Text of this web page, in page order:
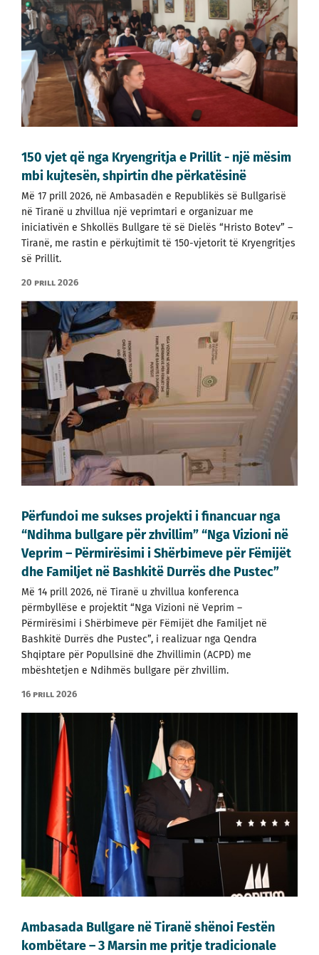
150 vjet që nga Kryengritja e Prillit - një mësim
mbi kujtesën, shpirtin dhe përkatësinë
Më 17 prill 2026, në Ambasadën e Republikës së Bullgarisë
në Tiranë u zhvillua një veprimtari e organizuar me
iniciativën e Shkollës Bullgare të së Dielës “Hristo Botev” –
Tiranë, me rastin e përkujtimit të 150-vjetorit të Kryengritjes
së Prillit.
20 prill 2026
Përfundoi me sukses projekti i financuar nga
“Ndihma bullgare për zhvillim” “Nga Vizioni në
Veprim – Përmirësimi i Shërbimeve për Fëmijët
dhe Familjet në Bashkitë Durrës dhe Pustec”
Më 14 prill 2026, në Tiranë u zhvillua konferenca
përmbyllëse e projektit “Nga Vizioni në Veprim –
Përmirësimi i Shërbimeve për Fëmijët dhe Familjet në
Bashkitë Durrës dhe Pustec”, i realizuar nga Qendra
Shqiptare për Popullsinë dhe Zhvillimin (ACPD) me
mbështetjen e Ndihmës bullgare për zhvillim.
16 prill 2026
Ambasada Bullgare në Tiranë shënoi Festën
kombëtare – 3 Marsin me pritje tradicionale